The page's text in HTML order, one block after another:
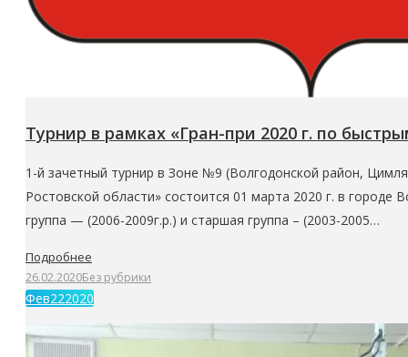
Турнир в рамках «Гран-при 2020 г. по
1-й зачетный турнир в Зоне №9 (Волгодонской район,
Ростовской области» состоится 01 марта 2020 г. в
группа — (2006-2009г.р.) и старшая группа – (2003-2005…
Подробнее
26.02.2020Без рубрики
Фев222020